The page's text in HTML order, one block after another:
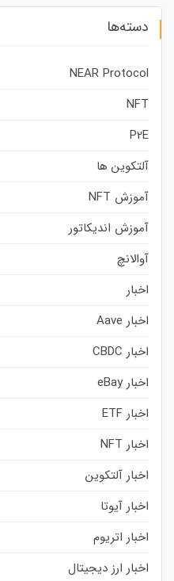
دسته‌ها
NEAR Protocol
NFT
P2E
آلتکوین ها
آموزش NFT
آموزش اندیکاتور
آوالانچ
اخبار
اخبار Aave
اخبار CBDC
اخبار eBay
اخبار ETF
اخبار NFT
اخبار آلتکوین
اخبار آیوتا
اخبار اتریوم
اخبار ارز دیجیتال